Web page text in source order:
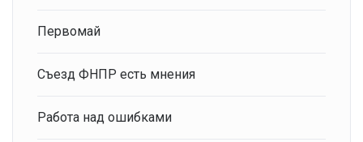
Первомай
Съезд ФНПР есть мнения
Работа над ошибками